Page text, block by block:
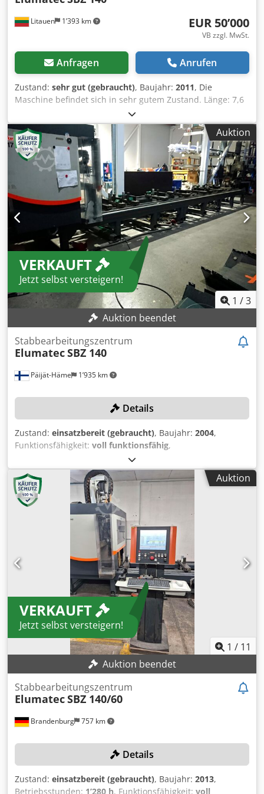
Litauen 1’393 km EUR 50’000
VB zzgl. MwSt.
Anfragen Anrufen
Zustand: sehr gut (gebraucht), Baujahr: 2011, Die
Maschine befindet sich in sehr gutem Zustand. Länge: 7,6
Meter, 2 Arbeitsplätze. Eine Garantie von bis zu 6 Monaten
ist möglich. Dcodpfxsyia Ezo Aitsk
Auktion
VERKAUFT
Jetzt selbst versteigern!
1 /3
Auktion beendet
Päijät-Häme 1’935 km
Stabbearbeitungszentrum
ElumatecSBZ 140
Details
Zustand: einsatzbereit (gebraucht), Baujahr: 2004,
Funktionsfähigkeit: voll funktionsfähig,
Maschinen-/Fahrzeugnummer:
Werkstücklänge (max.):7’900 mm, Spindeldrehzahl (max.):
21’000 U/min
, Der Spindelmotor wurde vor einigen Jahren
komplett werksüberholt und seitdem nur für etwa 100
Stunden betrieben. TECHNISCHE DETAILS Werkstücklänge:
7.900 mm Drehzahl: 21.000 U/min MASCHINEN-DETAILS
Pneumatik Druck: 8 bar Elektrische Daten Anschlussart:
3/PEN Dodpfx Aijxy Hcistsck Spannung: 400 V Frequenz: 50
Hz Strom: 24 A
Auktion
VERKAUFT
Jetzt selbst versteigern!
1 / 11
Auktion beendet
Brandenburg 757 km
Stabbearbeitungszentrum
ElumatecSBZ 140/60
Details
Zustand: einsatzbereit (gebraucht), Baujahr: 2013,
Betriebsstunden: 1’280 h, Funktionsfähigkeit: voll